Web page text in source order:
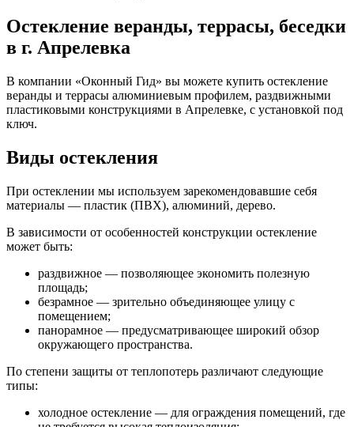
Остекление веранды, террасы, беседки
в г. Апрелевка
В компании «Оконный Гид» вы можете купить остекление
веранды и террасы алюминиевым профилем, раздвижными
пластиковыми конструкциями в Апрелевке, с установкой под
ключ.
Виды остекления
При остеклении мы используем зарекомендовавшие себя
материалы — пластик (ПВХ), алюминий, дерево.
В зависимости от особенностей конструкции остекление
может быть:
раздвижное — позволяющее экономить полезную
площадь;
безрамное — зрительно объединяющее улицу с
помещением;
панорамное — предусматривающее широкий обзор
окружающего пространства.
По степени защиты от теплопотерь различают следующие
типы:
холодное остекление — для ограждения помещений, где